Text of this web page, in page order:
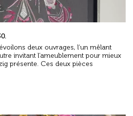
deux ouvrages, l’un mêlant
invitant l’ameublement pour mieux
présente. Ces deux pièces